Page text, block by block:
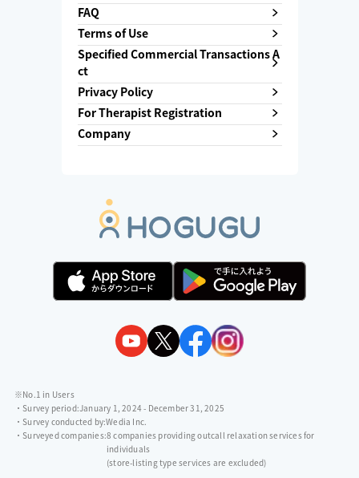
FAQ
Terms of Use
Specified Commercial Transactions A
ct
Privacy Policy
For Therapist Registration
Company
※No.1 in Users
・Survey period:January 1, 2024 - December 31, 2025
・Survey conducted by:Wedia Inc.
・Surveyed companies:8 companies providing outcall relaxation services for
individuals
(store-listing type services are excluded)